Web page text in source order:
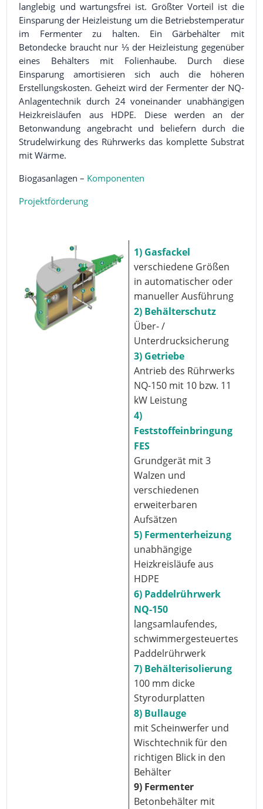
langlebig und wartungsfrei ist. Größter Vorteil ist die
Einsparung der Heizleistung um die Betriebstemperatur
im Fermenter zu halten. Ein Gärbehälter mit
Betondecke braucht nur ⅓ der Heizleistung gegenüber
eines Behälters mit Folienhaube. Durch diese
Einsparung amortisieren sich auch die höheren
Erstellungskosten. Geheizt wird der Fermenter der NQ-
Anlagentechnik durch 24 voneinander unabhängigen
Heizkreisläufen aus HDPE. Diese werden an der
Betonwandung angebracht und beliefern durch die
Strudelwirkung des Rührwerks das komplette Substrat
mit Wärme.
Biogasanlagen – Komponenten
Projektförderung
1) Gasfackel
verschiedene Größen
in automatischer oder
manueller Ausführung
2) Behälterschutz
Über- /
Unterdrucksicherung
3) Getriebe
Antrieb des Rührwerks
NQ-150 mit 10 bzw. 11
kW Leistung
4)
Feststoffeinbringung
FES
Grundgerät mit 3
Walzen und
verschiedenen
erweiterbaren
Aufsätzen
5) Fermenterheizung
unabhängige
Heizkreisläufe aus
HDPE
6) Paddelrührwerk
NQ-150
langsamlaufendes,
schwimmergesteuertes
Paddelrührwerk
7) Behälterisolierung
100 mm dicke
Styrodurplatten
8) Bullauge
mit Scheinwerfer und
Wischtechnik für den
richtigen Blick in den
Behälter
9) Fermenter
Betonbehälter mit